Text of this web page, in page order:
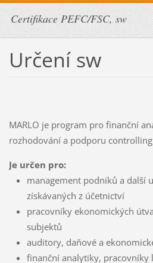
Certifikace PEFC/FSC, sw
Určení sw
MARLO je program pro finanční
rozhodování a podporu
Je určen pro:
management podniků a další
získávaných z účetnictví
pracovníky ekonomických
subjektů
auditory, daňové a
finanční analytiky, pracovníky